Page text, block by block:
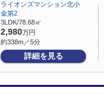
ライオンズマンション北小
金第2
3LDK/78.68㎡
2,980万円
約338m／5分
詳細を見る